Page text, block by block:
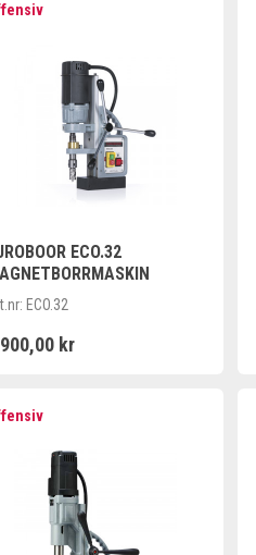
ECO.32
ECO.32
kr